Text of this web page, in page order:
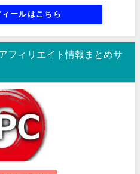
ールはこちら
フィリエイト情報まとめサ